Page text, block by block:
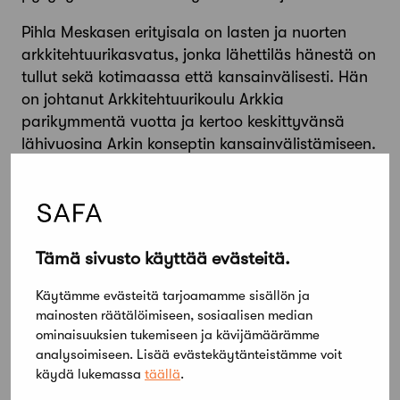
Tämä sivusto käyttää evästeitä.
Käytämme evästeitä tarjoamamme sisällön ja
mainosten räätälöimiseen, sosiaalisen median
ominaisuuksien tukemiseen ja kävijämäärämme
analysoimiseen. Lisää evästekäytänteistämme voit
käydä lukemassa täällä.
Pihla Meskasen erityisala on lasten ja nuorten
arkkitehtuurikasvatus, jonka lähettiläs hänestä on
tullut sekä kotimaassa että kansainvälisesti. Hän
on johtanut Arkkitehtuurikoulu Arkkia
parikymmentä vuotta ja kertoo keskittyvänsä
lähivuosina Arkin konseptin kansainvälistämiseen.
naisjohtajasta edistämässä yritystään herättää
Hannele Grönlund on erikoistunut
näyttelysuunnitteluun ja graafiseen
suunnitteluun. Harva arkkitehti on valinnut tämän
tehtäväkentän. Grönlund on toiminut sekä
Rakennustaiteen museossa (nyk.
Arkkitehtuurimuseo) että saanut toimeksiantoja